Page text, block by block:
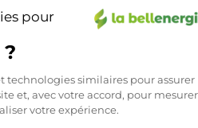
pour
du
technologies similaires pour assurer
et, avec votre accord, pour mesurer
votre expérience.
l’utilisation au quotidien
également moins
s’avère plus facile à
unecuisson perçue
moins de matières